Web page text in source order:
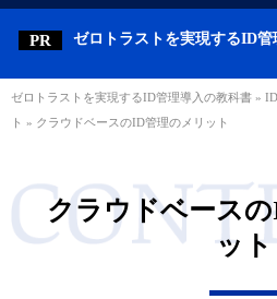
ゼロトラストを実現するID
ゼロトラストを実現するID管理導入の教科書 »
ト » クラウドベースのID管理のメリット
クラウドベース
ット